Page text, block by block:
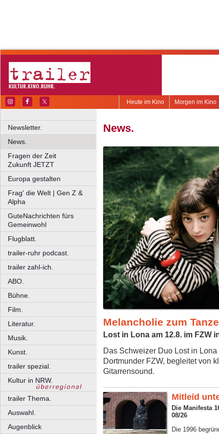
Morgen im Kino
Heute im Kino
Newsletter.
News.
Fragen der Zeit
Zukunft JETZT
Europa gestalten
Frag' die Welt | Gen Z &
Alpha
GuteNachrichten fürs
Gemeinwohl
Flugblatt.
trailer-ruhr podcast.
trailer zahl-ich.
ABO.
Bühne.
Film.
Literatur.
Musik.
Kunst.
trailer spezial.
Kultur in NRW.
trailer Thema.
Auswahl.
Augenblick
News.
Melancholie zum
Lost in Lona am 12.8. im FZW
Das Schweizer Duo Lost in
Dortmunder FZW, begleitet von
Gitarrensound.
Mitleid
Die Manifesta
08/26
Die 1996